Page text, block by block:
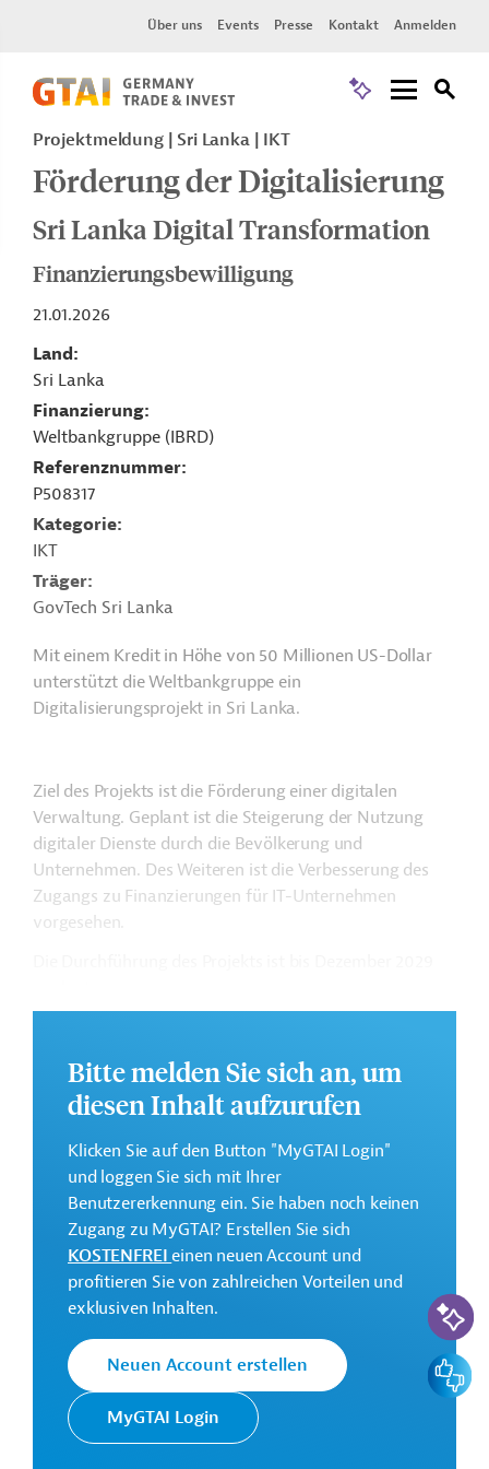
Über uns Events Presse Kontakt Anmelden
Projektmeldung Sri Lanka IKT
Förderung der Digitalisierung
Sri Lanka Digital Transformation
Finanzierungsbewilligung
21.01.2026
Land
Sri Lanka
Finanzierung
Weltbankgruppe (IBRD)
Referenznummer
P508317
Kategorie
IKT
Träger
GovTech Sri Lanka
Mit einem Kredit in Höhe von 50 Millionen US-Dollar
unterstützt die Weltbankgruppe ein
Digitalisierungsprojekt in Sri Lanka.
Ziel des Projekts ist die Förderung einer digitalen
Verwaltung. Geplant ist die Steigerung der Nutzung
digitaler Dienste durch die Bevölkerung und
Unternehmen. Des Weiteren ist die Verbesserung des
Zugangs zu Finanzierungen für IT-Unternehmen
vorgesehen.
und im Originaldokument, das zum Download
bereitsteht.
GTAI informiert über dieWeltbankgruppe:
Schwerpunkte, Regularien und praktische Hinweise zur
Geschäftsanbahnung.
Gesamtkosten:
50 Millionen US-Dollar
Geberbeitrag:
Kontaktadressen
Bitte melden Sie sich an, um
diesen Inhalt aufzurufen
Klicken Sie auf den Button "MyGTAI Login"
und loggen Sie sich mit Ihrer
Benutzererkennung ein. Sie haben noch keinen
Zugang zu MyGTAI? Erstellen Sie sich
KOSTENFREIeinen neuen Account und
profitieren Sie von zahlreichen Vorteilen und
exklusiven Inhalten.
Neuen Account erstellen
MyGTAI Login
KI-